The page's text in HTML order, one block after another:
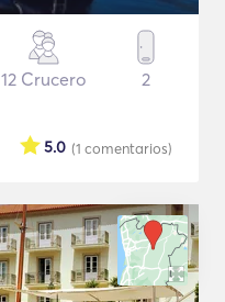
12 Crucero 2
(1 comentarios)
5.0